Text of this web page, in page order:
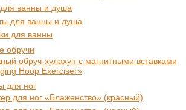
ванны и душа
для ванны и душа
для ванны
обручи
обруч-хулахуп с магнитными вставками
Hoop Exerciser»
для ног
для ног «Блаженство» (красный)